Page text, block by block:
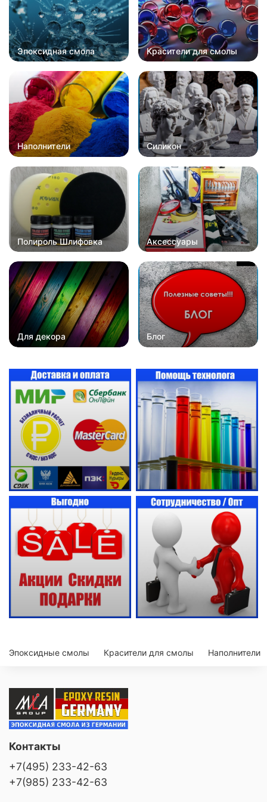
Эпоксидная смола Красители для смолы
Наполнители Силикон
Полироль Шлифовка Аксессуары
Для декора Блог
Эпоксидные смолы Красители для смолы Наполнители
Контакты
+7(495) 233-42-63
+7(985) 233-42-63